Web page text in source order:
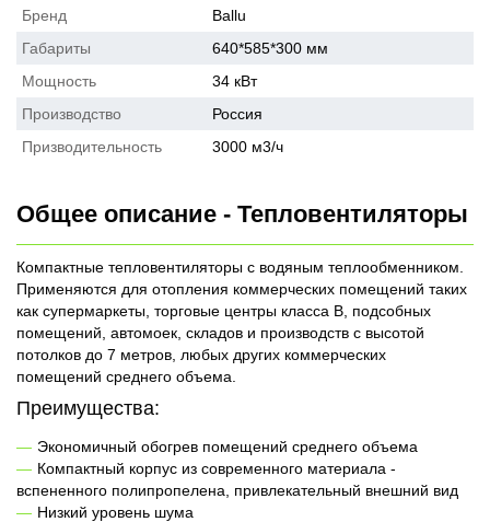
Бренд
Ballu
Габариты
640*585*300 мм
Мощность
34 кВт
Производство
Россия
Призводительность
3000 м3/ч
Общее описание - Тепловентиляторы
Компактные тепловентиляторы с водяным теплообменником.
Применяются для отопления коммерческих помещений таких
как супермаркеты, торговые центры класса B, подсобных
помещений, автомоек, складов и производств с высотой
потолков до 7 метров, любых других коммерческих
помещений среднего объема.
Преимущества:
Экономичный обогрев помещений среднего объема
Компактный корпус из современного материала -
вспененного полипропелена, привлекательный внешний вид
Низкий уровень шума